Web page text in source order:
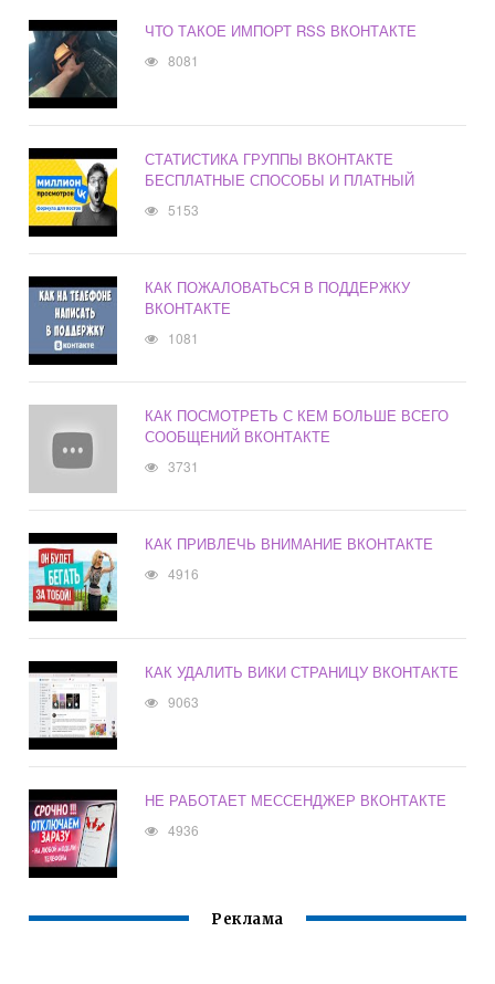
ЧТО ТАКОЕ ИМПОРТ RSS ВКОНТАКТЕ
8081
СТАТИСТИКА ГРУППЫ ВКОНТАКТЕ
БЕСПЛАТНЫЕ СПОСОБЫ И ПЛАТНЫЙ
5153
КАК ПОЖАЛОВАТЬСЯ В ПОДДЕРЖКУ
ВКОНТАКТЕ
1081
КАК ПОСМОТРЕТЬ С КЕМ БОЛЬШЕ ВСЕГО
СООБЩЕНИЙ ВКОНТАКТЕ
3731
КАК ПРИВЛЕЧЬ ВНИМАНИЕ ВКОНТАКТЕ
4916
КАК УДАЛИТЬ ВИКИ СТРАНИЦУ ВКОНТАКТЕ
9063
НЕ РАБОТАЕТ МЕССЕНДЖЕР ВКОНТАКТЕ
4936
Реклама